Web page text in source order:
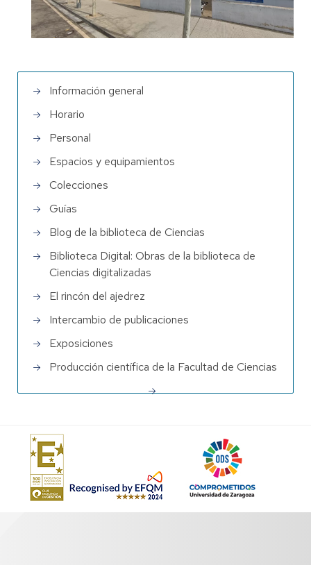
Información general
Horario
Personal
Espacios y equipamientos
Colecciones
Guías
Blog de la biblioteca de Ciencias
Biblioteca Digital: Obras de la biblioteca de
Ciencias digitalizadas
El rincón del ajedrez
Intercambio de publicaciones
Exposiciones
Producción científica de la Facultad de Ciencias